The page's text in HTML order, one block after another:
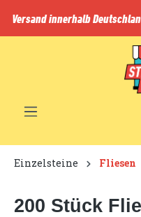
springen
Versand innerhalb
Einzelsteine Fliesen
200 Stück